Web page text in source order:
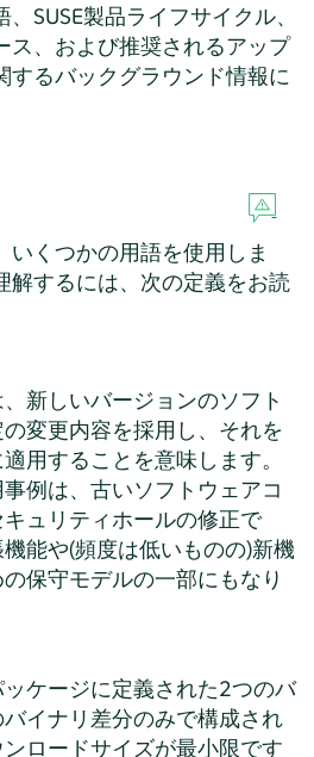
SUSE製品ライフサイクル、
ス、および推奨されるアップ
するバックグラウンド情報に
いくつかの用語を使用しま
解するには、次の定義をお読
新しいバージョンのソフト
変更内容を採用し、それを
用することを意味します。
例は、古いソフトウェアコ
ュリティホールの修正で
能や(頻度は低いものの)新機
保守モデルの一部にもなり
ッケージに定義された2つのバ
イナリ差分のみで構成され
ロードサイズが最小限です